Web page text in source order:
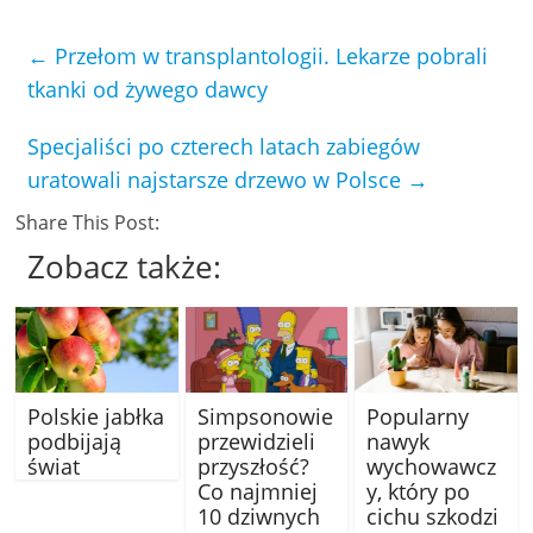
← Przełom w transplantologii. Lekarze pobrali
tkanki od żywego dawcy
Specjaliści po czterech latach zabiegów
uratowali najstarsze drzewo w Polsce →
Share This Post:
Zobacz także:
Polskie jabłka
podbijają
świat
Simpsonowie
przewidzieli
przyszłość?
Co najmniej
10 dziwnych
Popularny
nawyk
wychowawcz
y, który po
cichu szkodzi